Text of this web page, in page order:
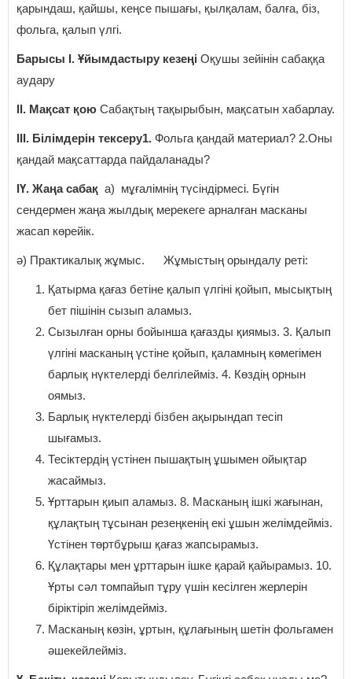
қарындаш, қайшы, кеңсе пышағы, қылқалам, балға, біз,
фольга, қалып үлгі.
Барысы І. Ұйымдастыру кезеңі Оқушы зейінін сабаққа
аудару
ІІ. Мақсат қою Сабақтың тақырыбын, мақсатын хабарлау.
ІІІ. Білімдерін тексеру1. Фольга қандай материал? 2.Оны
қандай мақсаттарда пайдаланады?
ІҮ. Жаңа сабақ а) мұғалімнің түсіндірмесі. Бүгін
сендермен жаңа жылдық мерекеге арналған масканы
жасап көрейік.
ә) Практикалық жұмыс. Жұмыстың орындалу реті:
Қатырма қағаз бетіне қалып үлгіні қойып, мысықтың
бет пішінін сызып аламыз.
Сызылған орны бойынша қағазды қиямыз. 3. Қалып
үлгіні масканың үстіне қойып, қаламның көмегімен
барлық нүктелерді белгілейміз. 4. Көздің орнын
оямыз.
Барлық нүктелерді бізбен ақырындап тесіп
шығамыз.
Тесіктердің үстінен пышақтың ұшымен ойықтар
жасаймыз.
Ұрттарын қиып аламыз. 8. Масканың ішкі жағынан,
құлақтың тұсынан резеңкенің екі ұшын желімдейміз.
Үстінен төртбұрыш қағаз жапсырамыз.
Құлақтары мен ұрттарын ішке қарай қайырамыз. 10.
Ұрты сәл томпайып тұру үшін кесілген жерлерін
біріктіріп желімдейміз.
Масканың көзін, ұртын, құлағының шетін фольгамен
әшекейлейміз.